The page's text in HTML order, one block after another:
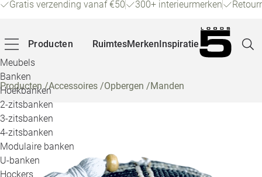
Gratis verzending vanaf €50 300+ interieurmerken
Producten
Meubels
Banken
Hoekbanken
2-zitsbanken
3-zitsbanken
4-zitsbanken
Modulaire banken
U-banken
Hockers
RuimtesMerkenInspiratie
Producten/Accessoires /Opbergen /Manden